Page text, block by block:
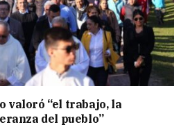
valoró “el trabajo, la
del pueblo”